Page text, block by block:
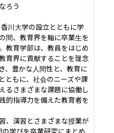
ろう
川大学の設立とともに学
間、教育界を軸に卒業生を
教育学部は、教員をはじめ
育界に貢献することを理念
、豊かな人間性と、教育に
ともに、社会のニーズや課
るさまざまな課題に協働し
的指導力を備えた教育者を
、演習とさまざまな授業が
学びを卒業研究にまとめ